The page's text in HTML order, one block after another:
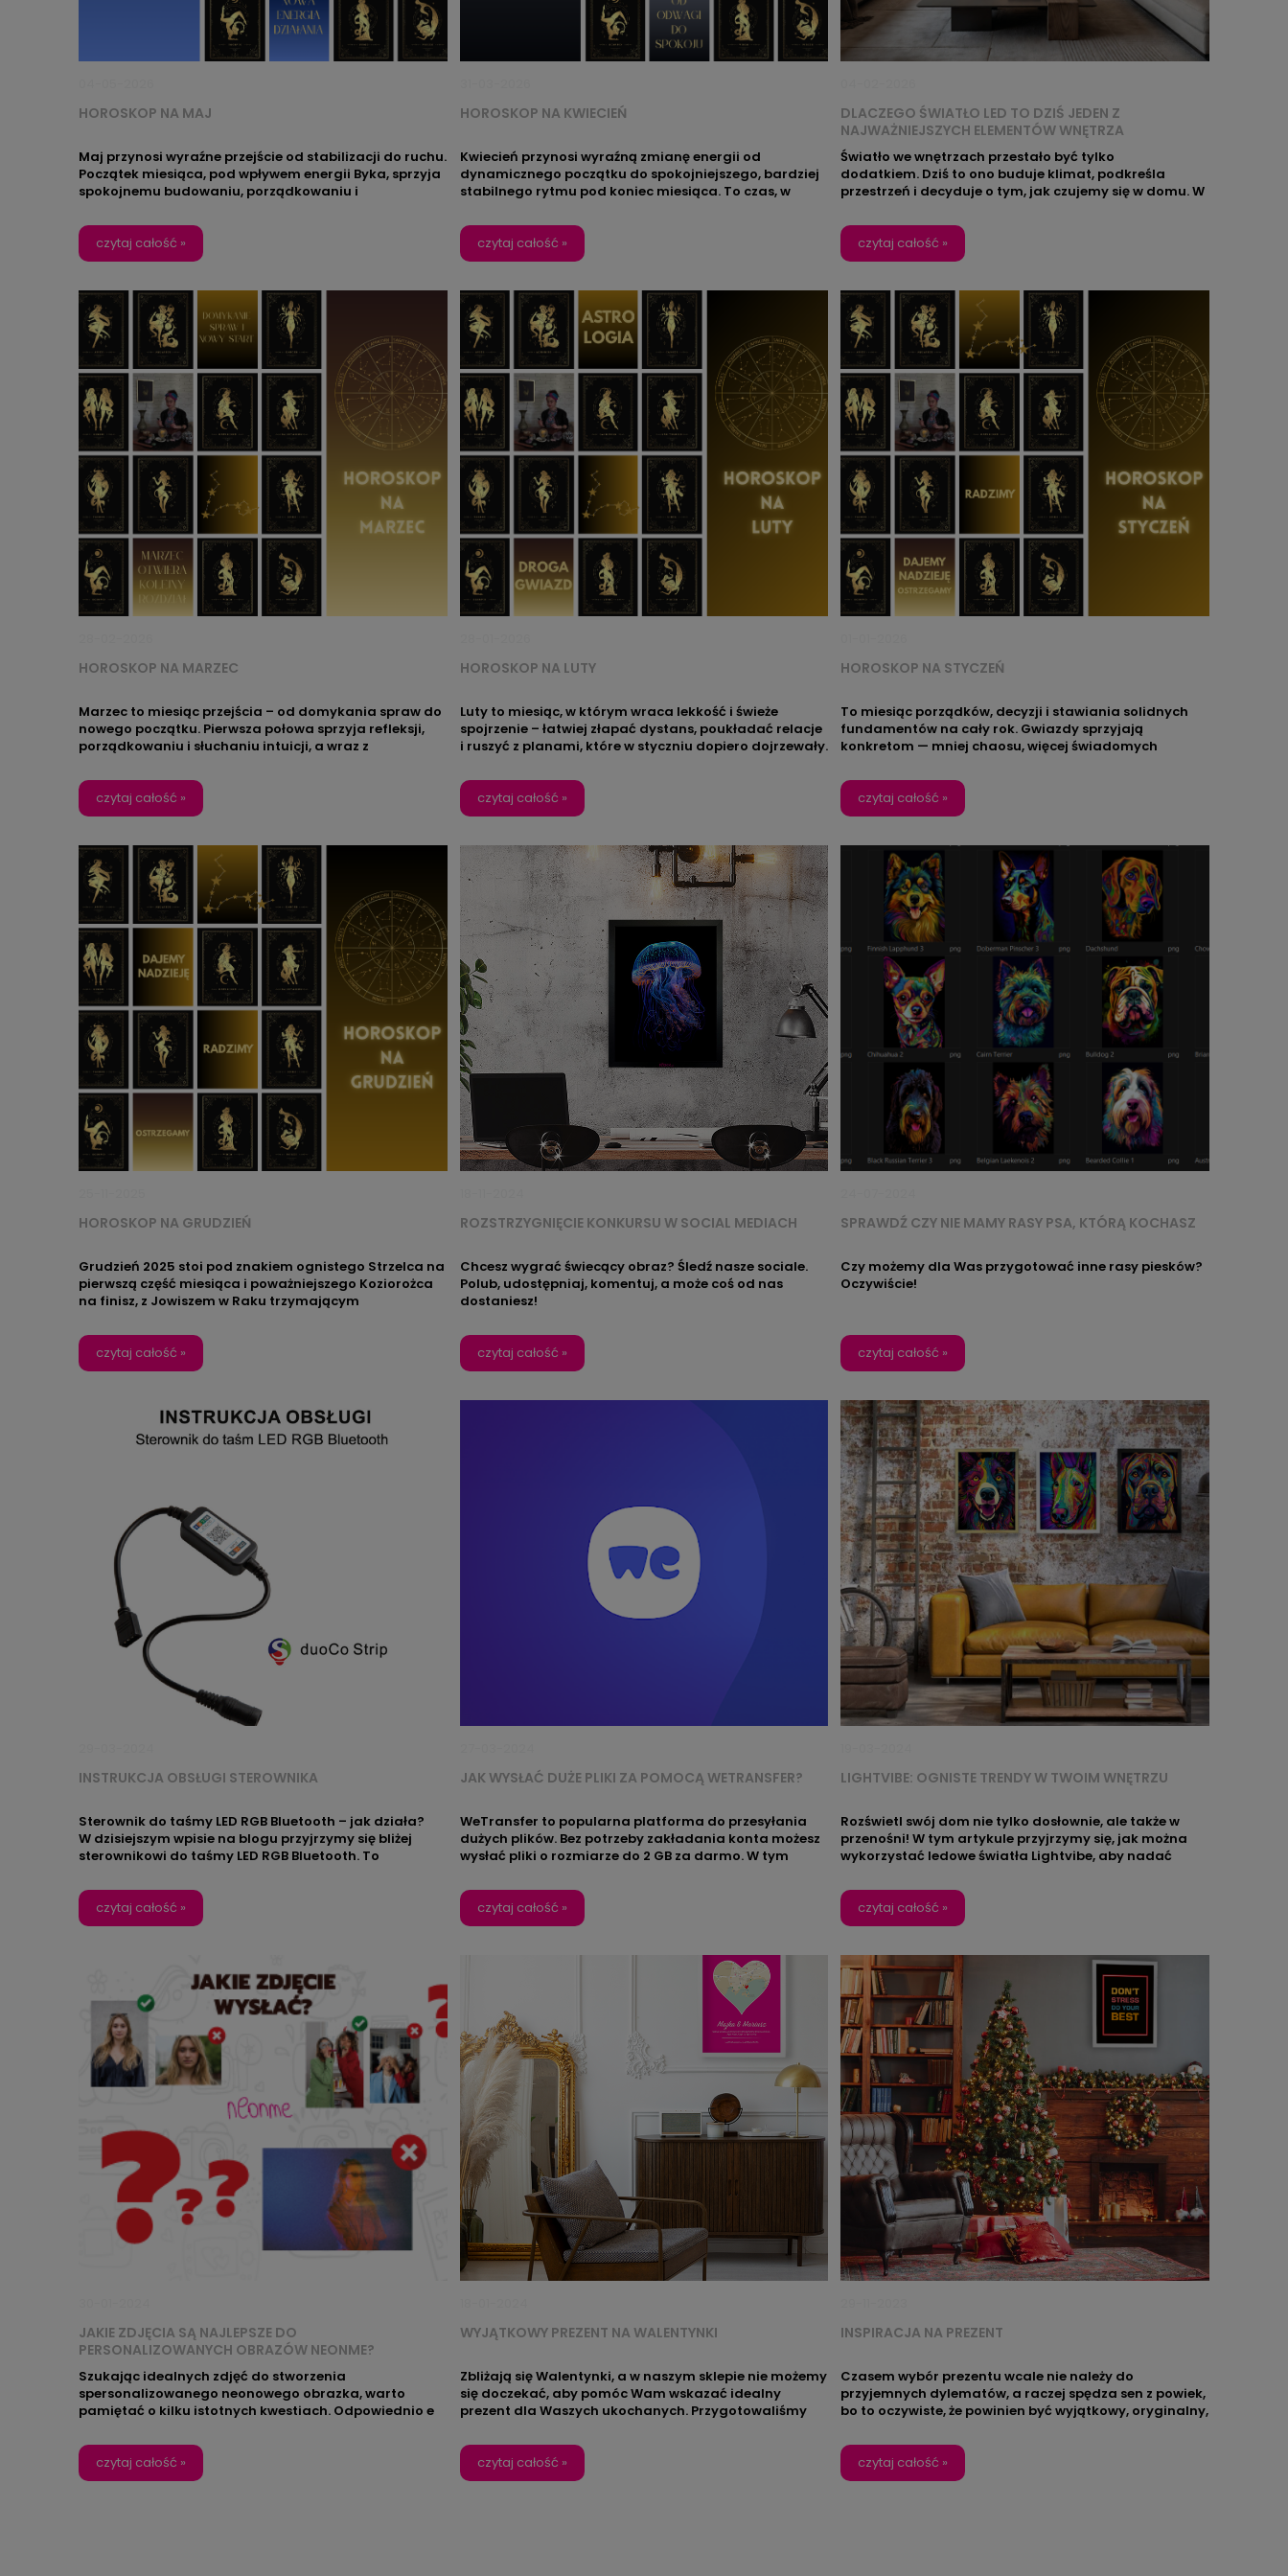
HOROSKOP NA MAJ
Maj przynosi wyraźne przejście od stabilizacji do ruchu.
Początek miesiąca, pod wpływem energii Byka, sprzyja
spokojnemu budowaniu, porządkowaniu i
którym warto skupić się na tym, co realne i
długofalowe.
W drugiej połowie miesiąca energia zaczyna
nowych pomysłów. To dobry moment, by wprowadzić
w życie to, co wcześniej było tylko planem.
Jeśli chcesz, żeby energia Twojego znaku towarzyszyła
Ci również w przestrzeni, wybierzświecący obraz LED z
kolekcji Zodiak– dopasowany do Twojego znaku lub
znaku kogoś bliskiego.
czytaj całość »
HOROSKOP NA KWIECIEŃ
Kwiecień przynosi wyraźną zmianę energii od
dynamicznego początku do spokojniejszego, bardziej
stabilnego rytmu pod koniec miesiąca. To czas, w
staje się budowanie tego, co ma zostać na dłużej. W
pierwszej części miesiąca dominuje odwaga,
inicjatywa i chęć działania, a druga sprzyja
To dobry moment, by połączyć impuls z planem –
zacząć coś nowego, ale nie zapominać o
fundamentach. Jeśli chcesz, żeby ta energia
towarzyszyła Ci również w Twojej przestrzeni, wybierz
świecący obraz LED z kolekcji Zodiak – dopasowany do
Twojego znaku lub znaku kogoś bliskiego.
czytaj całość »
DLACZEGO ŚWIATŁO LED TO DZIŚ JEDEN Z
NAJWAŻNIEJSZYCH ELEMENTÓW WNĘTRZA
Światło we wnętrzach przestało być tylko
dodatkiem. Dziś to ono buduje klimat, podkreśla
przestrzeń i decyduje o tym, jak czujemy się w domu. W
technologia LED zmieniła sposób myślenia o aranżacji
wnętrz i jak wykorzystać światło nie jako gadżet, ale
świadomy element wystroju.
czytaj całość »
HOROSKOP NA MARZEC
Marzec to miesiąc przejścia – od domykania spraw do
nowego początku. Pierwsza połowa sprzyja refleksji,
porządkowaniu i słuchaniu intuicji, a wraz z
działania. To dobry moment, by ruszyć z planami
świadomie: spokojnie, ale zdecydowanie. Jeśli chcesz,
żeby ta energia była obecna także w Twojej przestrzeni,
dopasowany do Twojego znaku lub znaku kogoś
bliskiego.
czytaj całość »
HOROSKOP NA LUTY
Luty to miesiąc, w którym wraca lekkość i świeże
spojrzenie – łatwiej złapać dystans, poukładać relacje
i ruszyć z planami, które w styczniu dopiero dojrzewały.
lecz z głową. Jeśli chcesz, żeby ta energia działała też w
Twojej przestrzeni, wybierz
kolekcji Zodiak – dopasowany do Twojego znaku lub
czytaj całość »
HOROSKOP NA STYCZEŃ
To miesiąc porządków, decyzji i stawiania solidnych
fundamentów na cały rok. Gwiazdy sprzyjają
konkretom — mniej chaosu, więcej świadomych
znaku i otocz się energią, która będzie Ci towarzyszyć
każdego dnia.
czytaj całość »
HOROSKOP NA GRUDZIEŃ
Grudzień 2025 stoi pod znakiem ognistego Strzelca na
pierwszą część miesiąca i poważniejszego Koziorożca
na finisz, z Jowiszem w Raku trzymającym
lunarnymi w Bliźniętach i Strzelcu. Jeśli chcesz, żeby ten
kosmiczny klimat działał też w Twojej przestrzeni,
możesz dobrać świecący obraz LED z naszej kolekcji
energią wchodzisz w 2026.
czytaj całość »
ROZSTRZYGNIĘCIE KONKURSU W SOCIAL MEDIACH
Chcesz wygrać świecący obraz? Śledź nasze sociale.
Polub, udostępniaj, komentuj, a może coś od nas
dostaniesz!
czytaj całość »
SPRAWDŹ CZY NIE MAMY RASY PSA, KTÓRĄ KOCHASZ
Czy możemy dla Was przygotować inne rasy piesków?
Oczywiście!
czytaj całość »
INSTRUKCJA OBSŁUGI STEROWNIKA
Sterownik do taśmy LED RGB Bluetooth – jak działa?
W dzisiejszym wpisie na blogu przyjrzymy się bliżej
sterownikowi do taśmy LED RGB Bluetooth. To
kontrolę oświetlenia za pomocą smartfona lub
tabletu.
czytaj całość »
JAK WYSŁAĆ DUŻE PLIKI ZA POMOCĄ WETRANSFER?
WeTransfer to popularna platforma do przesyłania
dużych plików. Bez potrzeby zakładania konta możesz
wysłać pliki o rozmiarze do 2 GB za darmo. W tym
pomocą WeTransfer.
czytaj całość »
LIGHTVIBE: OGNISTE TRENDY W TWOIM WNĘTRZU
Rozświetl swój dom nie tylko dosłownie, ale także w
przenośni! W tym artykule przyjrzymy się, jak można
wykorzystać ledowe światła Lightvibe, aby nadać
salon, spraw, by Twoje pomieszczenia tętniły życiem
dzięki tym nowoczesnym, kolorowym akcentom. I
nieważne czy na obrazie znajdzie się wizerunek
obrazach drzemie prawdziwy OGIEŃ!
czytaj całość »
JAKIE ZDJĘCIA SĄ NAJLEPSZE DO
PERSONALIZOWANYCH OBRAZÓW NEONME?
PODPOWIADAMY!
Szukając idealnych zdjęć do stworzenia
spersonalizowanego neonowego obrazka, warto
pamiętać o kilku istotnych kwestiach. Odpowiednio e
Twoim neonowym dziele sztuki. Przeczytaj poniższe
wskazówki, aby dowiedzieć się, jakie zdjęcia najlepiej
wysłać do sklepu, aby Twoja neonowa kompozycja
czytaj całość »
WYJĄTKOWY PREZENT NA WALENTYNKI
Zbliżają się Walentynki, a w naszym sklepie nie możemy
się doczekać, aby pomóc Wam wskazać idealny
prezent dla Waszych ukochanych. Przygotowaliśmy
rozjaśni święto miłości, a jej prezentacja zrobi
piorunujące wrażenie dla ukochanej osoby.
czytaj całość »
INSPIRACJA NA PREZENT
Czasem wybór prezentu wcale nie należy do
przyjemnych dylematów, a raczej spędza sen z powiek,
bo to oczywiste, że powinien być wyjątkowy, oryginalny,
otrzyma. Z pomocą mogą przyjść neonowe obrazy –
wspaniałe instalacje, które można dopasować do
każdego wnętrza i… każdego charakteru!
czytaj całość »